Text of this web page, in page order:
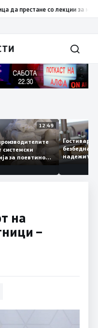
престане со лекции за морал
12:49
системски
за поевтино
на
–